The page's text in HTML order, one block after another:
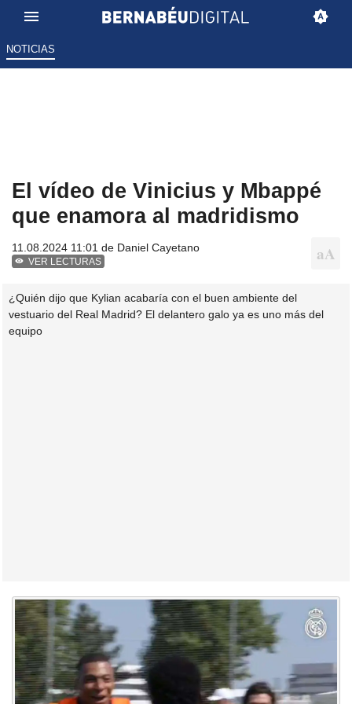
NOTICIAS
El vídeo de Vinicius y Mbappé
que enamora al madridismo
11.08.2024 11:01 de Daniel Cayetano
VER LECTURAS
¿Quién dijo que Kylian acabaría con el buen ambiente del
vestuario del Real Madrid? El delantero galo ya es uno más del
equipo